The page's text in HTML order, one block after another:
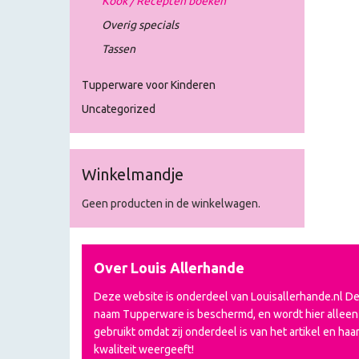
Overig specials
Tassen
Tupperware voor Kinderen
Uncategorized
Winkelmandje
Geen producten in de winkelwagen.
Over Louis Allerhande
Deze website is onderdeel van Louisallerhande.nl De
naam Tupperware is beschermd, en wordt hier alleen
gebruikt omdat zij onderdeel is van het artikel en haar
kwaliteit weergeeft!